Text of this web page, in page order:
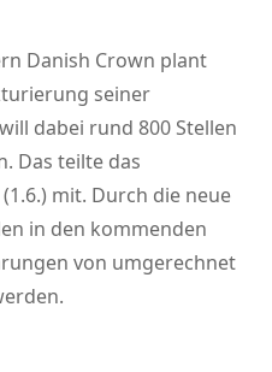
Danish Crown plant
seiner
dabei rund 800 Stellen
Das teilte das
mit. Durch die neue
in den kommenden
von umgerechnet